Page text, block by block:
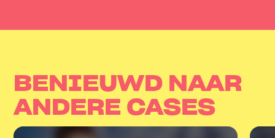
BENIEUWD NAAR
ANDERE CASES